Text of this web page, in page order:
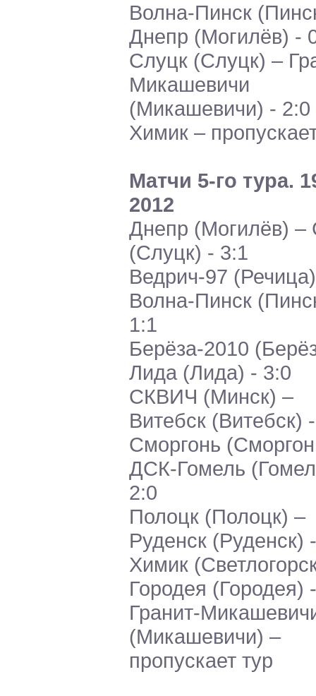
Волна-Пинск
Днепр (Могилёв) -
Слуцк (Слуцк) –
Микашевичи
(Микашевичи) - 2:0
Химик –
Матчи 5-го тура.
2012
Днепр (Могилёв) –
(Слуцк) - 3:1
Ведрич-97
Волна-Пинск
1:1
Берёза-2010
Лида (Лида) - 3:0
СКВИЧ (Минск) –
Витебск (Витебск)
Сморгонь
ДСК-Гомель
2:0
Полоцк (Полоцк) –
Руденск (Руденск)
Химик
Городея (Городея)
Гранит-
(Микашевичи) –
пропускает тур